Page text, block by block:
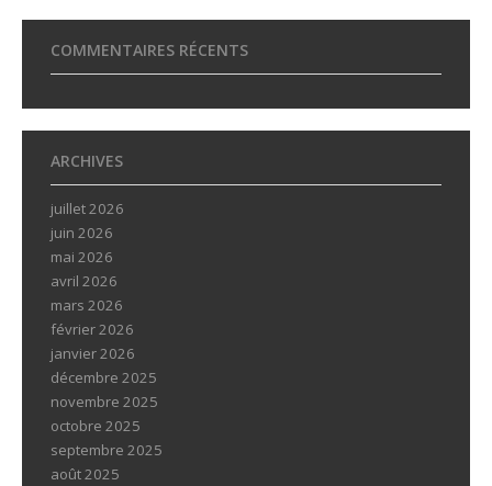
COMMENTAIRES RÉCENTS
ARCHIVES
juillet 2026
juin 2026
mai 2026
avril 2026
mars 2026
février 2026
janvier 2026
décembre 2025
novembre 2025
octobre 2025
septembre 2025
août 2025